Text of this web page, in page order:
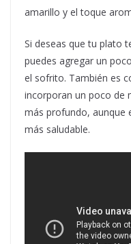
amarillo y el toque
Si deseas que tu plato
puedes agregar un
el sofrito. También es
incorporan un poco de
más profundo, aunque
más saludable.